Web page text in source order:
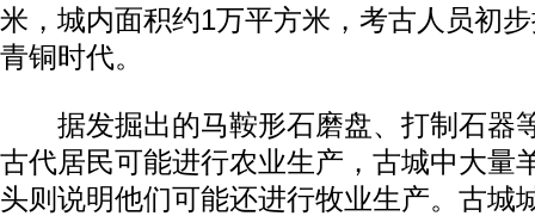
米，城内面积约1万平方米，考古人员初
青铜时代。
据发掘出的马鞍形石磨盘、打制石器
古代居民可能进行农业生产，古城中大量
头则说明他们可能还进行牧业生产。古城